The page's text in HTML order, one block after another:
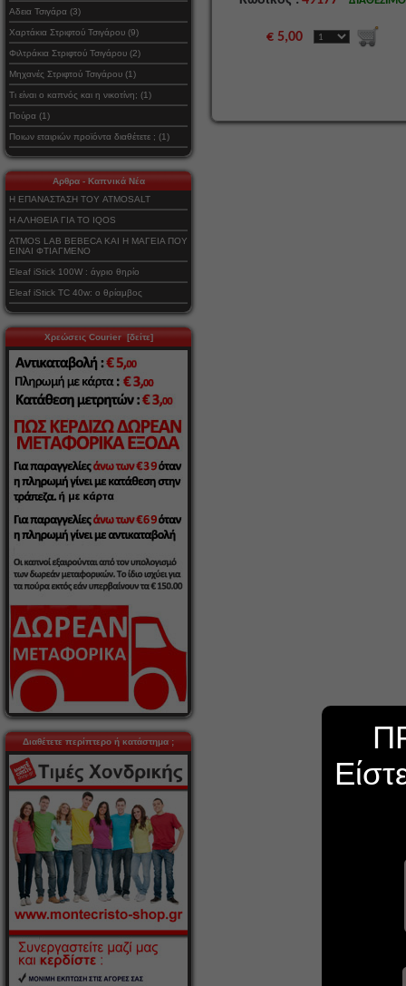
Αδεια Τσιγάρα (3)
Χαρτάκια Στριφτού Τσιγάρου (9)
Φιλτράκια Στριφτού Τσιγάρου (2)
Μηχανές Στριφτού Τσιγάρου (1)
Τι είναι ο καπνός και η νικοτίνη; (1)
Πούρα (1)
Ποιων εταιριών προϊόντα διαθέτετε ; (1)
Αρθρα - Καπνικά Νέα
Η ΕΠΑΝΑΣΤΑΣΗ ΤΟΥ ATMOSALT
Η ΑΛΗΘΕΙΑ ΓΙΑ ΤΟ IQOS
ATMOS LAB BEBECA ΚΑΙ Η ΜΑΓΕΙΑ ΠΟΥ
ΕΙΝΑΙ ΦΤΙΑΓΜΕΝΟ
Eleaf iStick 100W : άγριο θηρίο
Eleaf iStick TC 40w: ο θρίαμβος
Χρεώσεις Courier [δείτε]
Διαθέτετε περίπτερο ή κατάστημα ;
€ 5,00